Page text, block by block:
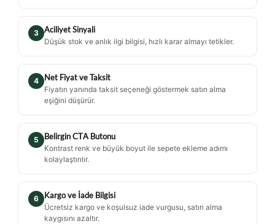
3 Aciliyet Sinyali
Düşük stok ve anlık ilgi bilgisi, hızlı karar almayı tetikler.
4
Net Fiyat ve Taksit
Fiyatın yanında taksit seçeneği göstermek satın alma
eşiğini düşürür.
5
Belirgin CTA Butonu
Kontrast renk ve büyük boyut ile sepete ekleme adımı
kolaylaştırılır.
6
Kargo ve İade Bilgisi
Ücretsiz kargo ve koşulsuz iade vurgusu, satın alma
kaygısını azaltır.